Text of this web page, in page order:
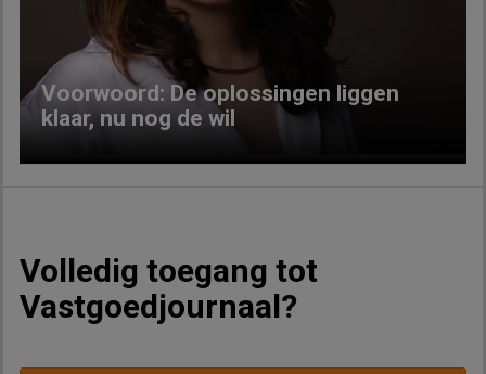
Voorwoord: De oplossingen liggen
klaar, nu nog de wil
Volledig toegang tot
Vastgoedjournaal?